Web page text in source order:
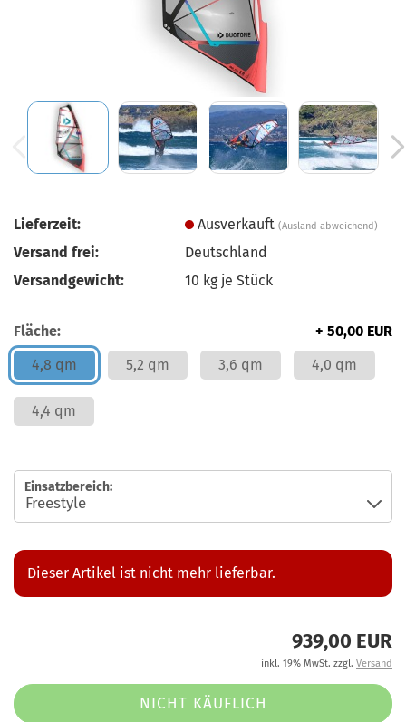
Lieferzeit: Ausverkauft(Ausland abweichend)
Versand frei:
Deutschland
Versandgewicht:
10 kg je Stück
Fläche:
+ 50,00 EUR
4,8 qm
5,2 qm 3,6 qm 4,0 qm
4,4 qm
Einsatzbereich:
Dieser Artikel ist nicht mehr lieferbar.
939,00 EUR
inkl. 19% MwSt. zzgl. Versand